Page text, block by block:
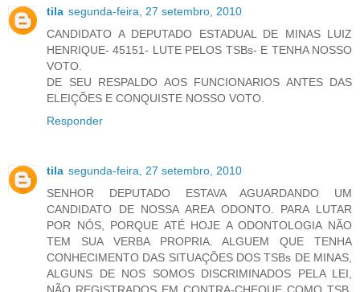
tila segunda-feira, 27 setembro, 2010
CANDIDATO A DEPUTADO ESTADUAL DE MINAS LUIZ
HENRIQUE- 45151- LUTE PELOS TSBs- E TENHA NOSSO
VOTO.
DE SEU RESPALDO AOS FUNCIONARIOS ANTES DAS
ELEIÇÕES E CONQUISTE NOSSO VOTO.
Responder
tila segunda-feira, 27 setembro, 2010
SENHOR DEPUTADO ESTAVA AGUARDANDO UM
CANDIDATO DE NOSSA AREA ODONTO. PARA LUTAR
POR NÓS, PORQUE ATÉ HOJE A ODONTOLOGIA NÃO
TEM SUA VERBA PROPRIA. ALGUEM QUE TENHA
CONHECIMENTO DAS SITUAÇÕES DOS TSBs DE MINAS,
ALGUNS DE NOS SOMOS DISCRIMINADOS PELA LEI,